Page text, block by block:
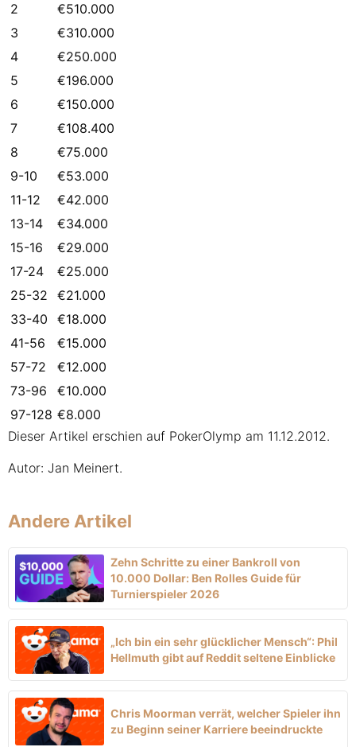
2
€510.000
3
€310.000
4
€250.000
5
€196.000
6
€150.000
7
€108.400
8
€75.000
9-10
€53.000
11-12
€42.000
13-14
€34.000
15-16
€29.000
17-24
€25.000
25-32
€21.000
33-40
€18.000
41-56
€15.000
57-72
€12.000
73-96
€10.000
97-128 €8.000
Dieser Artikel erschien auf PokerOlymp am 11.12.2012.
Autor: Jan Meinert.
Andere Artikel
Zehn Schritte zu einer Bankroll von
10.000 Dollar: Ben Rolles Guide für
Turnierspieler 2026
„Ich bin ein sehr glücklicher Mensch“: Phil
Hellmuth gibt auf Reddit seltene Einblicke
Chris Moorman verrät, welcher Spieler ihn
zu Beginn seiner Karriere beeindruckte